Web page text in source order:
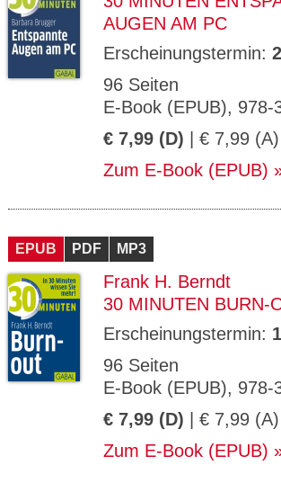
AUGEN AM PC
Erscheinungstermin:
96 Seiten
E-Book (EPUB), 978-
€ 7,99 (D) | € 7,99 (A)
Zum E-Book (EPUB)
EPUB PDF MP3
Frank H. Berndt
30 MINUTEN BURN-
Erscheinungstermin:
96 Seiten
E-Book (EPUB), 978-
€ 7,99 (D) | € 7,99 (A)
Zum E-Book (EPUB)
Domäne.